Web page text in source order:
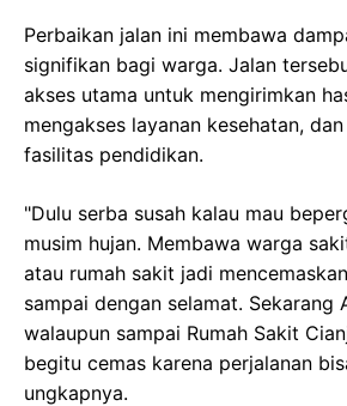
Perbaikan jalan ini membawa
signifikan bagi warga. Jalan
akses utama untuk mengirimkan
mengakses layanan kesehatan,
fasilitas pendidikan.
"Dulu serba susah kalau mau
musim hujan. Membawa warga
atau rumah sakit jadi
sampai dengan selamat. Sekarang
walaupun sampai Rumah Sakit
begitu cemas karena perjalanan
ungkapnya.